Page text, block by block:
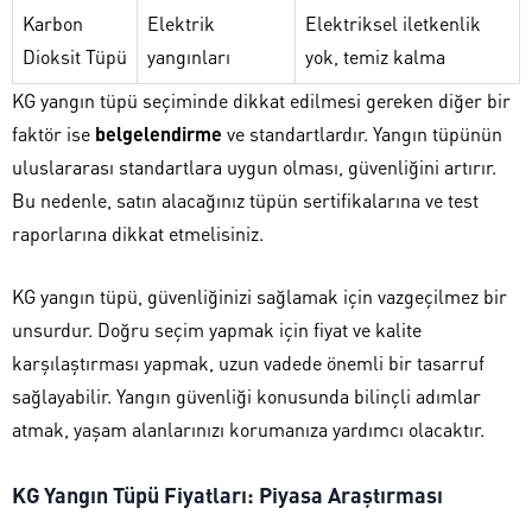
Karbon
Dioksit Tüpü
Elektrik
yangınları
Elektriksel iletkenlik
yok, temiz kalma
KG yangın tüpü seçiminde dikkat edilmesi gereken diğer bir
faktör ise belgelendirme ve standartlardır. Yangın tüpünün
uluslararası standartlara uygun olması, güvenliğini artırır.
Bu nedenle, satın alacağınız tüpün sertifikalarına ve test
raporlarına dikkat etmelisiniz.
KG yangın tüpü, güvenliğinizi sağlamak için vazgeçilmez bir
unsurdur. Doğru seçim yapmak için fiyat ve kalite
karşılaştırması yapmak, uzun vadede önemli bir tasarruf
sağlayabilir. Yangın güvenliği konusunda bilinçli adımlar
atmak, yaşam alanlarınızı korumanıza yardımcı olacaktır.
KG Yangın Tüpü Fiyatları: Piyasa Araştırması